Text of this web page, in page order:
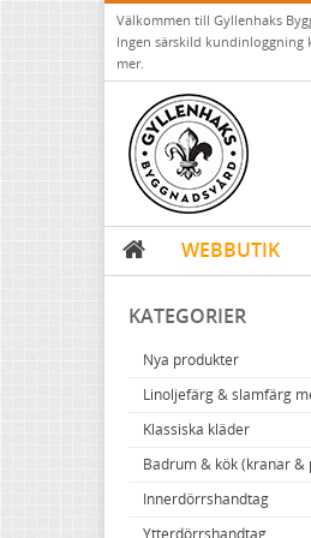
Välkommen till Gyllenhaks
Ingen särskild kundinloggning
mer.
WEBBUTIK
KATEGORIER
Nya produkter
Linoljefärg & slamfärg
Linoljefärger
Vita kulörer
Grå kulörer
Gula kulörer
Matta linoljefärger
Falu rödfärg
Konstnärsfärger
Klassiska kläder
Resistant Work Wear
Storvästar
Västar
Badrum & kök (kranar &
Köksblandare
Tvättställsblandare
Innerdörrshandtag
Dörrhandtag mässing
Ytterdörrshandtag